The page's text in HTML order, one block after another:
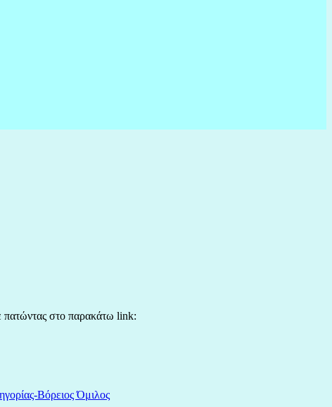
στο παρακάτω link:
Βόρειος Όμιλος